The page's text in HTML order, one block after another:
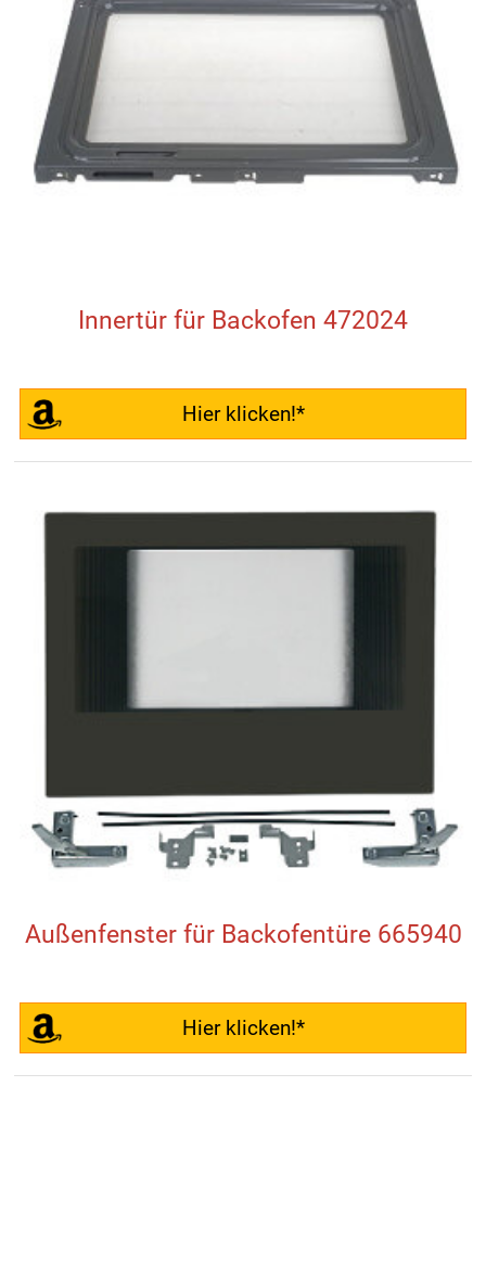
Innertür für Backofen 472024
Hier klicken!*
Außenfenster für Backofentüre 665940
Hier klicken!*